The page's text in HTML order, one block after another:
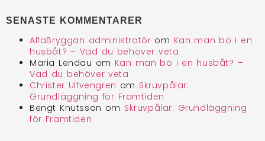
SENASTE KOMMENTARER
AlfaBryggan administratör om Kan man bo i en
husbåt? – Vad du behöver veta
Maria Lendau om Kan man bo i en husbåt? –
Vad du behöver veta
Christer Ulfvengren om Skruvpålar:
Grundläggning för Framtiden
Bengt Knutsson om Skruvpålar: Grundläggning
för Framtiden